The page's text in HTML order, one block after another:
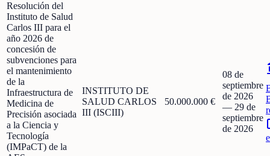
Resolución del
Instituto de Salud
Carlos III para el
año 2026 de
concesión de
subvenciones para
el mantenimiento
de la
Infraestructura de
Medicina de
Precisión asociada
a la Ciencia y
Tecnología
(IMPaCT) de la
INSTITUTO DE
SALUD CARLOS
III (ISCIII)
50.000.000 €
08 de
septiembre
de 2026
— 29 de
septiembre
de 2026